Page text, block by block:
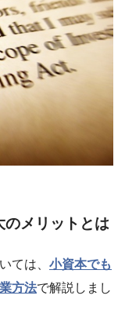
のメリットとは
ては、 小資本でも
方法で解説しまし